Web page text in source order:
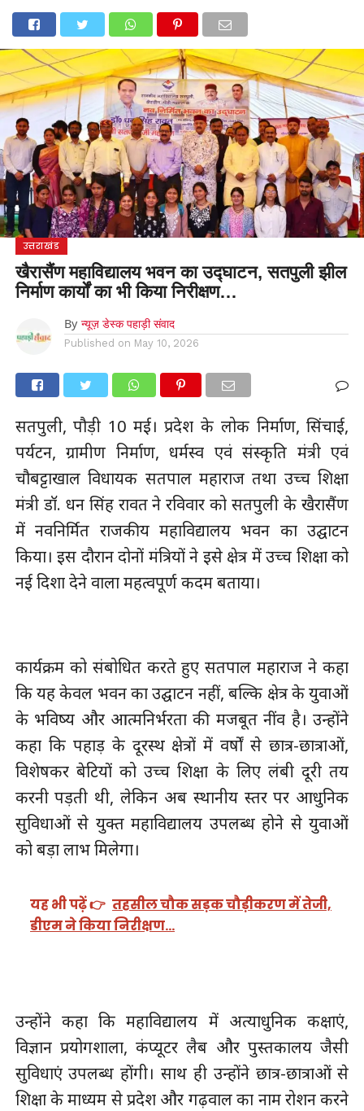
उत्तराखंडअल्मोड़ाउत्तरकाशी उधम सिंह नगरचंपावत चमोलीटिहरी गढ़वाल
देहरादूननैनीतालपिथौरागढ़पौड़ी गढ़वालबागेश्वररुद्रप्रयागहरिद्वारदेशदुनिया
मनोरंजन
उत्तराखंड
खैरासैंण महाविद्यालय भवन का उद्घाटन, सतपुली झील
निर्माण कार्यों का भी किया निरीक्षण…
By न्यूज़ डेस्क पहाड़ी संवाद
Published on May 10, 2026
सतपुली, पौड़ी 10 मई। प्रदेश के लोक निर्माण, सिंचाई,
पर्यटन, ग्रामीण निर्माण, धर्मस्व एवं संस्कृति मंत्री एवं
चौबट्टाखाल विधायक सतपाल महाराज तथा उच्च शिक्षा
मंत्री डॉ. धन सिंह रावत ने रविवार को सतपुली के खैरासैंण
में नवनिर्मित राजकीय महाविद्यालय भवन का उद्घाटन
किया। इस दौरान दोनों मंत्रियों ने इसे क्षेत्र में उच्च शिक्षा को
नई दिशा देने वाला महत्वपूर्ण कदम बताया।
कार्यक्रम को संबोधित करते हुए सतपाल महाराज ने कहा
कि यह केवल भवन का उद्घाटन नहीं, बल्कि क्षेत्र के युवाओं
के भविष्य और आत्मनिर्भरता की मजबूत नींव है। उन्होंने
कहा कि पहाड़ के दूरस्थ क्षेत्रों में वर्षों से छात्र-छात्राओं,
विशेषकर बेटियों को उच्च शिक्षा के लिए लंबी दूरी तय
करनी पड़ती थी, लेकिन अब स्थानीय स्तर पर आधुनिक
सुविधाओं से युक्त महाविद्यालय उपलब्ध होने से युवाओं
को बड़ा लाभ मिलेगा।
यह भी पढ़ें 👉 तहसील चौक सड़क चौड़ीकरण में तेजी,
डीएम ने किया निरीक्षण…
उन्होंने कहा कि महाविद्यालय में अत्याधुनिक कक्षाएं,
विज्ञान प्रयोगशाला, कंप्यूटर लैब और पुस्तकालय जैसी
सुविधाएं उपलब्ध होंगी। साथ ही उन्होंने छात्र-छात्राओं से
शिक्षा के माध्यम से प्रदेश और गढ़वाल का नाम रोशन करने